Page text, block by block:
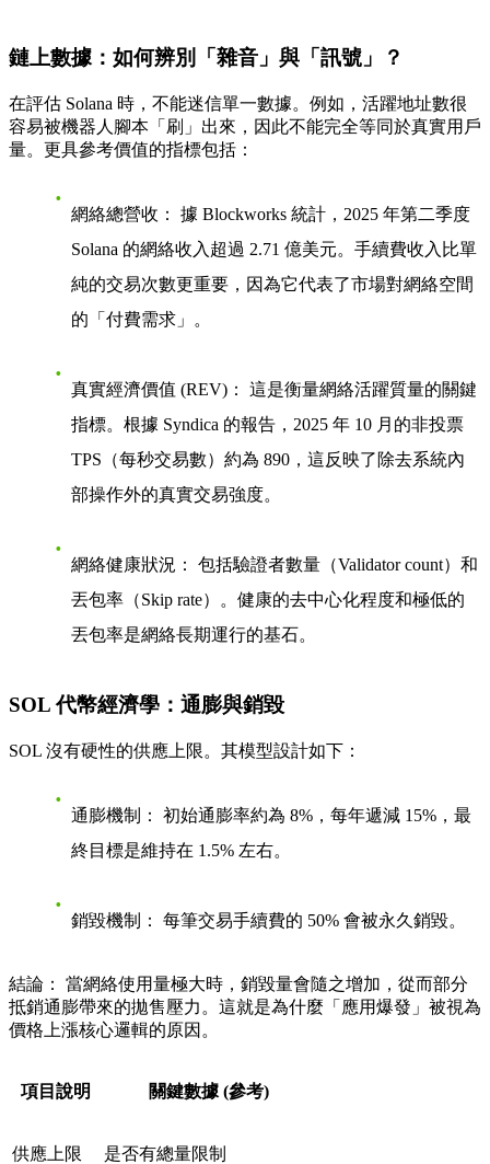
鏈上數據：如何辨別「雜音」與「訊號」？
在評估 Solana 時，不能迷信單一數據。例如，活躍地址數很
容易被機器人腳本「刷」出來，因此不能完全等同於真實用戶
量。更具參考價值的指標包括：
網絡總營收：
據 Blockworks 統計，2025 年第二季度
Solana 的網絡收入超過 2.71 億美元。手續費收入比單
純的交易次數更重要，因為它代表了市場對網絡空間
的「付費需求」。
真實經濟價值 (REV)：
這是衡量網絡活躍質量的關鍵
指標。根據 Syndica 的報告，2025 年 10 月的非投票
TPS（每秒交易數）約為 890，這反映了除去系統內
部操作外的真實交易強度。
網絡健康狀況：
包括驗證者數量（Validator count）和
丟包率（Skip rate）。健康的去中心化程度和極低的
丟包率是網絡長期運行的基石。
SOL 代幣經濟學：通膨與銷毀
SOL 沒有硬性的供應上限。其模型設計如下：
通膨機制：
初始通膨率約為 8%，每年遞減 15%，最
終目標是維持在 1.5% 左右。
銷毀機制： 每筆交易手續費的 50% 會被永久銷毀。
結論：
當網絡使用量極大時，銷毀量會隨之增加，從而部分
抵銷通膨帶來的拋售壓力。這就是為什麼「應用爆發」被視為
價格上漲核心邏輯的原因。
項目說明 關鍵數據 (參考)
供應上限 是否有總量限制